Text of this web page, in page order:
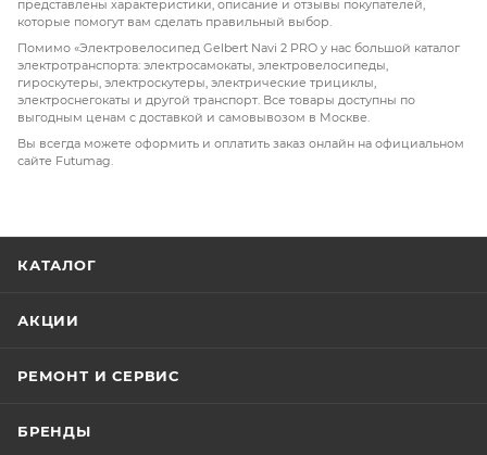
представлены характеристики, описание и отзывы покупателей,
которые помогут вам сделать правильный выбор.
Помимо «Электровелосипед Gelbert Navi 2 PRO у нас большой каталог
электротранспорта: электросамокаты, электровелосипеды,
гироскутеры, электроскутеры, электрические трициклы,
электроснегокаты и другой транспорт. Все товары доступны по
выгодным ценам с доставкой и самовывозом в Москве.
Вы всегда можете оформить и оплатить заказ онлайн на официальном
сайте Futumag.
КАТАЛОГ
АКЦИИ
РЕМОНТ И СЕРВИС
БРЕНДЫ